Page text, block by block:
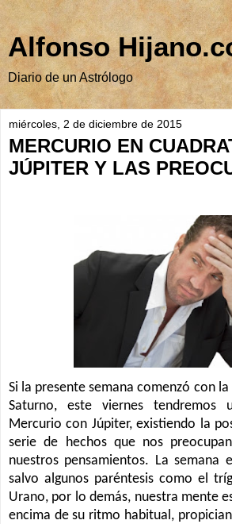
Alfonso
Diario de un Astrólogo
miércoles, 2 de diciembre de 2015
MERCURIO EN
JÚPITER Y LAS
Si la presente semana comenzó con
Saturno, este viernes tendremos
Mercurio con Júpiter, existiendo la
serie de hechos que nos
nuestros pensamientos. La semana
salvo algunos paréntesis como el
Urano, por lo demás, nuestra mente
encima de su ritmo habitual,